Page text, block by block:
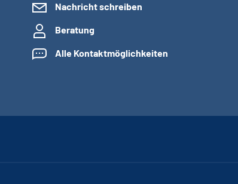
Nachricht schreiben
Beratung
Alle Kontaktmöglichkeiten